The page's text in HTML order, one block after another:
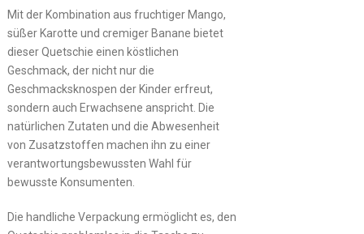
Mit der Kombination aus fruchtiger Mango,
süßer Karotte und cremiger Banane bietet
dieser Quetschie einen köstlichen
Geschmack, der nicht nur die
Geschmacksknospen der Kinder erfreut,
sondern auch Erwachsene anspricht. Die
natürlichen Zutaten und die Abwesenheit
von Zusatzstoffen machen ihn zu einer
verantwortungsbewussten Wahl für
bewusste Konsumenten.
Die handliche Verpackung ermöglicht es, den